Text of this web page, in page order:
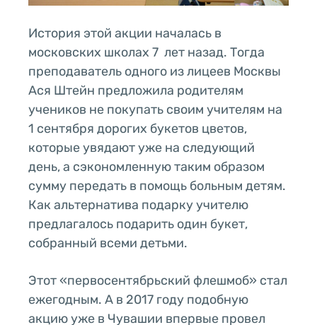
История этой акции началась в
московских школах 7 лет назад. Тогда
преподаватель одного из лицеев Москвы
Ася Штейн предложила родителям
учеников не покупать своим учителям на
1 сентября дорогих букетов цветов,
которые увядают уже на следующий
день, а сэкономленную таким образом
сумму передать в помощь больным детям.
Как альтернатива подарку учителю
предлагалось подарить один букет,
собранный всеми детьми.
Этот «первосентябрьский флешмоб» стал
ежегодным. А в 2017 году подобную
акцию уже в Чувашии впервые провел